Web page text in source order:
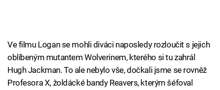
Ve filmu Logan se mohli diváci naposledy rozloučit s jejich
oblíbeným mutantem Wolverinem, kterého si tu zahrál
Hugh Jackman. To ale nebylo vše, dočkali jsme se rovněž
Profesora X, žoldácké bandy Reavers, kterým šéfoval